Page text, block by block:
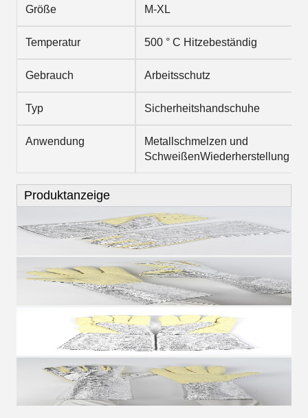
Größe M-XL
Temperatur 500 ° C Hitzebeständig
Gebrauch Arbeitsschutz
Typ Sicherheitshandschuhe
Anwendung
Metallschmelzen und
SchweißenWiederherstellung
Produktanzeige